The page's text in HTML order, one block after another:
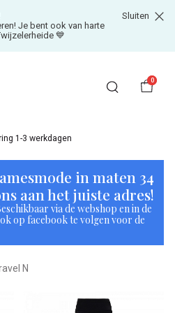
Je bent ook van harte
💙
Sluiten
0
1-3 werkdagen
in maten 34
aan het juiste adres!
via de webshop en in de
op facebook te volgen voor de
N